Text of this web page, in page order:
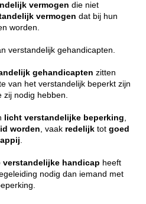
vermogen die niet
vermogen dat bij hun
worden.
verstandelijk gehandicapten.
gehandicapten zitten
van het verstandelijk beperkt zijn
zij nodig hebben.
licht verstandelijke beperking,
worden, vaak redelijk tot goed
.
verstandelijke handicap heeft
nodig dan iemand met